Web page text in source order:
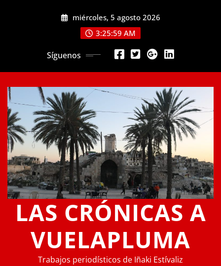
miércoles, 5 agosto 2026
3:25:59 AM
Síguenos
LAS CRÓNICAS A
VUELAPLUMA
Trabajos periodísticos de Iñaki Estívaliz